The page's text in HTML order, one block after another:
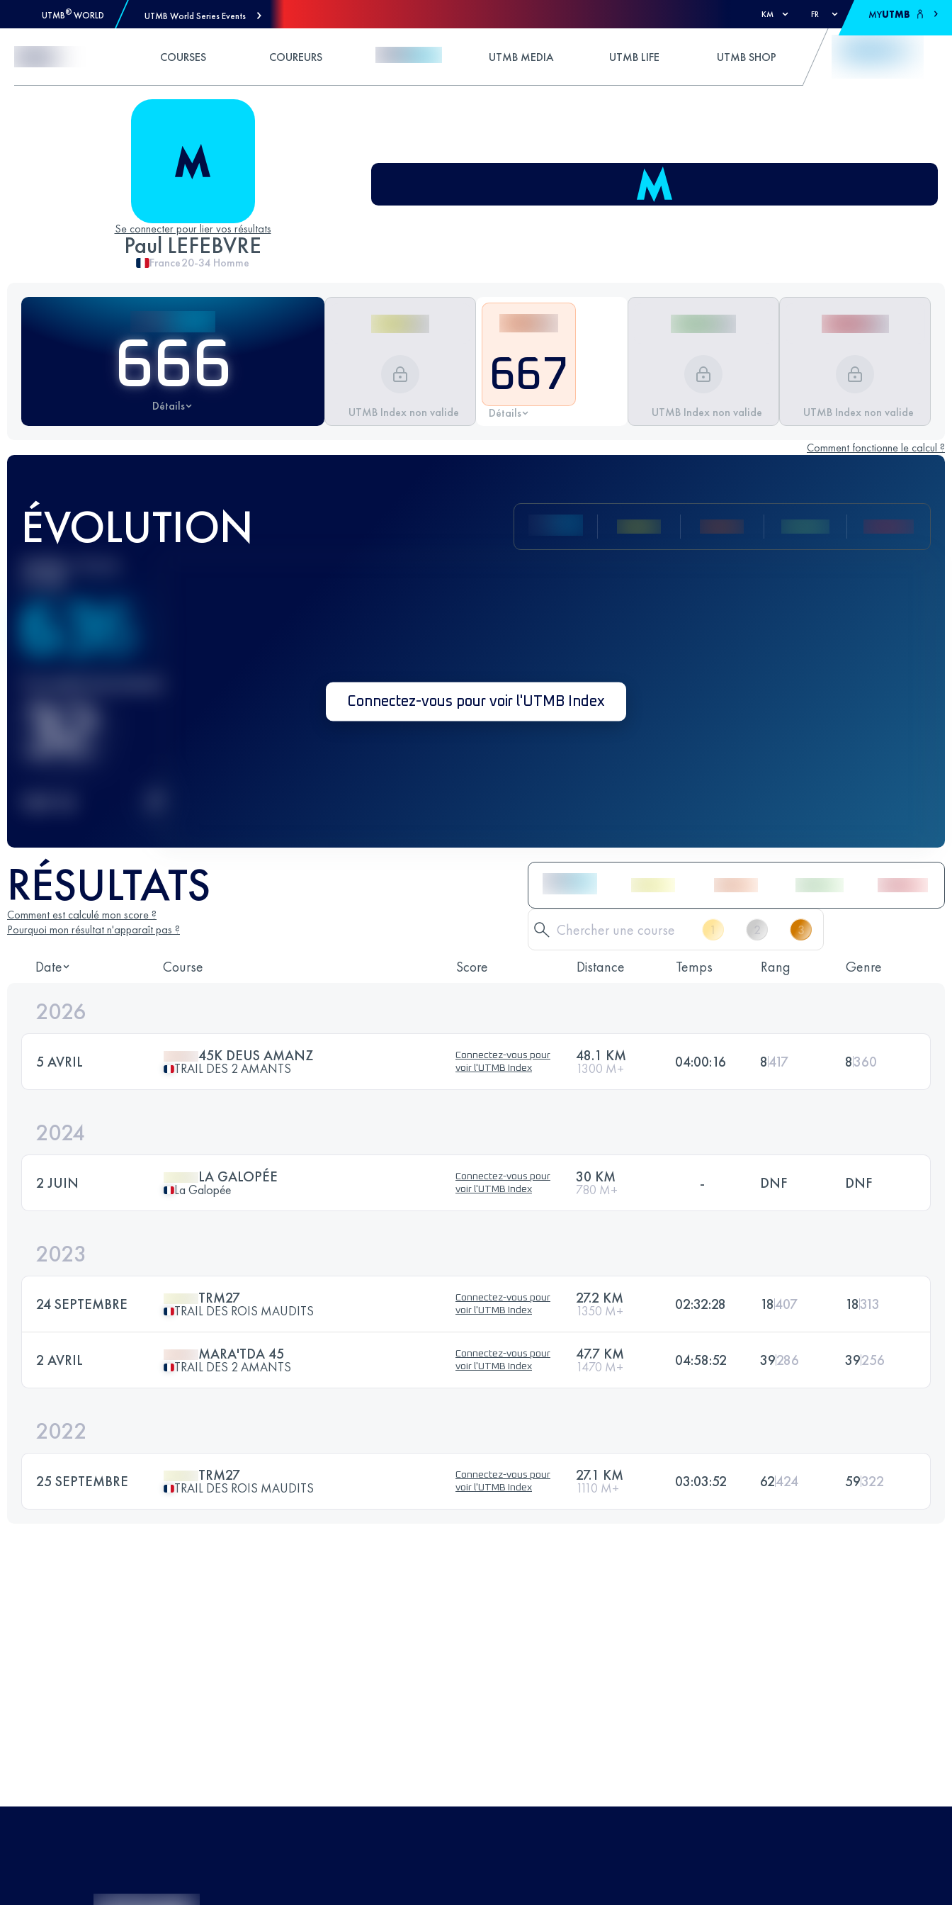
UTMB® WORLD UTMB World Series Events KM FR MYUTMB
COURSES COUREURS UTMB MEDIA UTMB LIFE UTMB SHOP
Se connecter pour lier vos résultats
Paul LEFEBVRE
France20-34 Homme
666
Détails UTMB Index non valide
667
Détails UTMB Index non valide UTMB Index non valide
Comment fonctionne le calcul ?
ÉVOLUTION
Meilleur Score
636
32 Connectez-vous pour voir l'UTMB Index
RÉSULTATS
Comment est calculé mon score ?
Pourquoi mon résultat n'apparaît pas ?
Date Course Score Distance Temps Rang Genre
2026
5 AVRIL 45K DEUS AMANZ
TRAIL DES 2 AMANTS
Connectez-vous pour
voir l'UTMB Index
48.1 KM
1300 M+ 04:00:16 8417 8360
2024
2 JUIN LA GALOPÉE
La Galopée
Connectez-vous pour
voir l'UTMB Index
30 KM
780 M+ - DNF DNF
2023
24 SEPTEMBRE TRM27
TRAIL DES ROIS MAUDITS
Connectez-vous pour
voir l'UTMB Index
27.2 KM
1350 M+ 02:32:28 18407 18313
2 AVRIL MARA'TDA 45
TRAIL DES 2 AMANTS
Connectez-vous pour
voir l'UTMB Index
47.7 KM
1470 M+ 04:58:52 39286 39256
2022
25 SEPTEMBRE TRM27
TRAIL DES ROIS MAUDITS
Connectez-vous pour
voir l'UTMB Index
27.1 KM
1110 M+ 03:03:52 62424 59322